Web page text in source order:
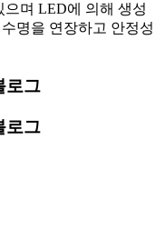
며 LED에 의해 생성
명을 연장하고 안정성
로그
로그